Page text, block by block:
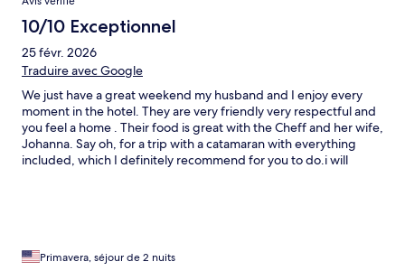
true gem .
10/10 Exceptionnel
25 févr. 2026
Traduire avec Google
We just have a great weekend my husband and I enjoy every
moment in the hotel. They are very friendly very respectful and
you feel a home . Their food is great with the Cheff and her wife,
Johanna. Say oh, for a trip with a catamaran with everything
included, which I definitely recommend for you to do.i will
Primavera, séjour de 2 nuits